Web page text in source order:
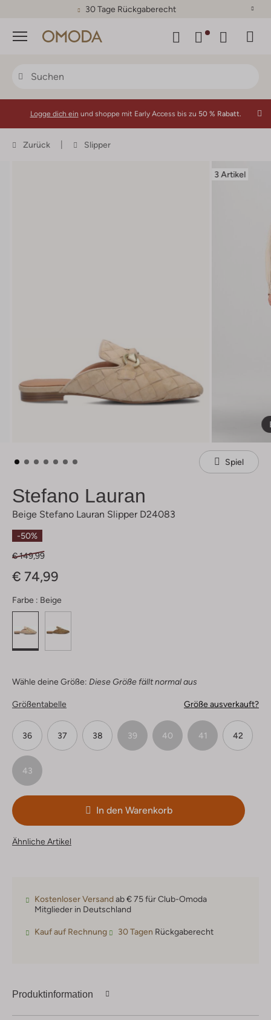
30 Tage Rückgaberecht
Menü
Logge dich ein und shoppe mit Early Access bis zu 50 % Rabatt.
Zurück Slipper
3 Artikel
Spiel
Stefano Lauran
Beige Stefano Lauran Slipper D24083
-50%
€ 149,99
€ 74,99
Farbe : Beige
Wähle deine Größe: Diese Größe fällt normal aus
Größentabelle Größe ausverkauft?
36 37 38 39 40 41 42
43
In den Warenkorb
Ähnliche Artikel
Kostenloser Versandab € 75 für Club-Omoda
Mitglieder in Deutschland
Kauf auf Rechnung 30 Tagen Rückgaberecht
Produktinformation